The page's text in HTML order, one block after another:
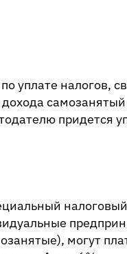
уплате налогов,
самозанятый
придется
могут